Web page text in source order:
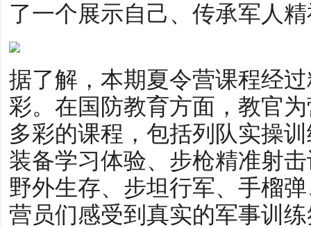
了一个展示自己、传承军人
据了解，本期夏令营课程经
彩。在国防教育方面，教官
多彩的课程，包括列队实操
装备学习体验、步枪精准射
野外生存、步坦行军、手榴
营员们感受到真实的军事训